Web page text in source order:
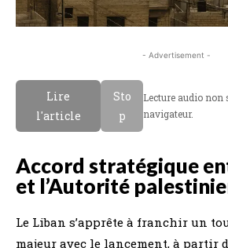
- Advertisement -
Lire
l'article
Sto
p
Lecture audio non
navigateur.
Accord stratégique
et l’Autorité
Le Liban s’apprête à franchir un
majeur avec le lancement, à partir